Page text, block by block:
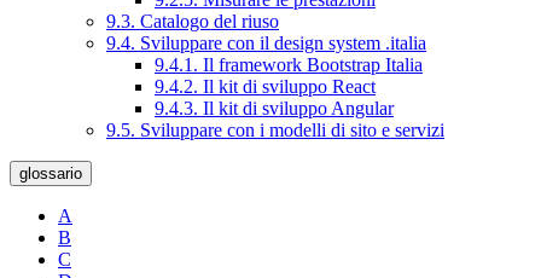
9.3. Catalogo del riuso
9.4. Sviluppare con il design system .italia
9.4.1. Il framework Bootstrap Italia
9.4.2. Il kit di sviluppo React
9.4.3. Il kit di sviluppo Angular
9.5. Sviluppare con i modelli di sito e servizi
glossario
A
B
C